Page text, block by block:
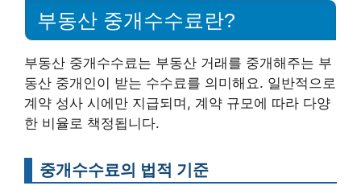
부동산 중개수수료란?
부동산 중개수수료는 부동산 거래를 중개해주는 부
동산 중개인이 받는 수수료를 의미해요. 일반적으로
계약 성사 시에만 지급되며, 계약 규모에 따라 다양
한 비율로 책정됩니다.
중개수수료의 법적 기준